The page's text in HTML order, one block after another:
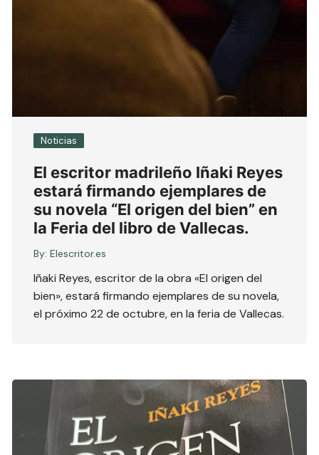
Noticias
El escritor madrileño Iñaki Reyes
estará firmando ejemplares de
su novela “El origen del bien” en
la Feria del libro de Vallecas.
By: Elescritor.es
Iñaki Reyes, escritor de la obra «El origen del
bien», estará firmando ejemplares de su novela,
el próximo 22 de octubre, en la feria de Vallecas.